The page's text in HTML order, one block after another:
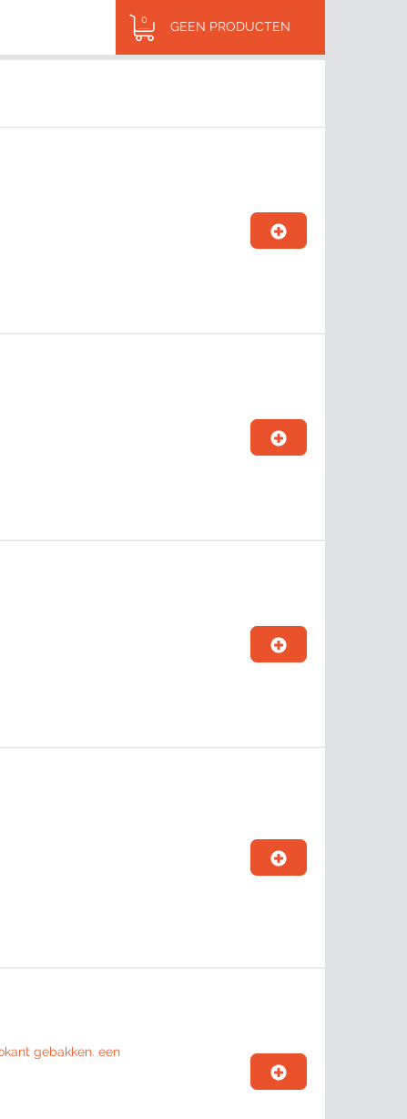
0 GEEN PRODUCTEN
gebakken. een